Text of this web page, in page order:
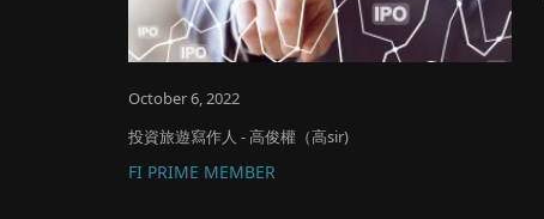
October 6, 2022
投資旅遊寫作人 - 高俊權（高sir)
FI PRIME MEMBER